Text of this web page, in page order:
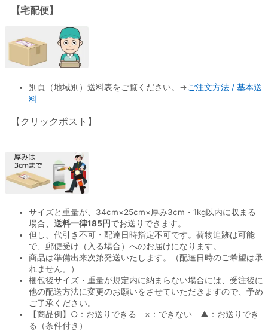
【宅配便】
別頁（地域別）送料表をご覧ください。→ご注文方法 / 基本送
料
【クリックポスト】
サイズと重量が、 34cm×25cm×厚み3cm・1kg以内に収まる
場合、 送料一律185円でお送りできます。
但し、代引き不可・配達日時指定不可です。荷物追跡は可能
で、郵便受け（入る場合）へのお届けになります。
商品は準備出来次第発送いたします。（配達日時のご希望は承
れません。）
梱包後サイズ・重量が規定内に納まらない場合には、受注後に
他の配送方法に変更のお願いをさせていただきますので、予め
ご了承ください。
【商品例】○：お送りできる ×：できない ▲：お送りでき
る（条件付き）